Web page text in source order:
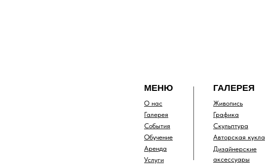
МЕНЮ
О нас
Галерея
События
Обучение
Аренда
Услуги
ГАЛЕРЕЯ
Живопись
Графика
Скульптура
Авторская кукла
Дизайнерские
аксессуары